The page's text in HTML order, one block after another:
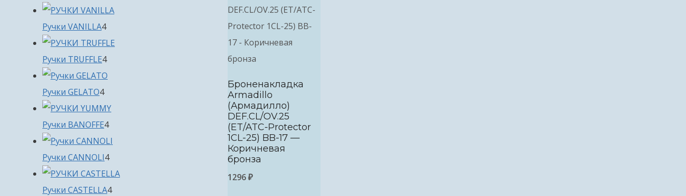
Броненакладка
Armadillo
(Армадилло)
DEF.CL/OV.25
(ET/ATC-Protector
1CL-25) BB-17 —
Коричневая
бронза
1296₽
товара
Ручки VANILLA44
товара
Ручки TRUFFLE44
товара
Ручки GELATO44
товара
Ручки BANOFFE44
товара
Ручки CANNOLI44
товара
Ручки CASTELLA44